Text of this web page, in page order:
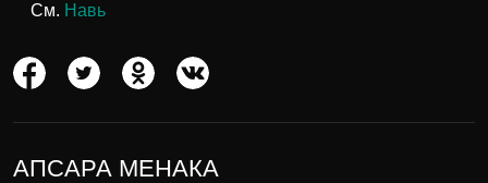
См. Навь
АПСАРА МЕНАКА